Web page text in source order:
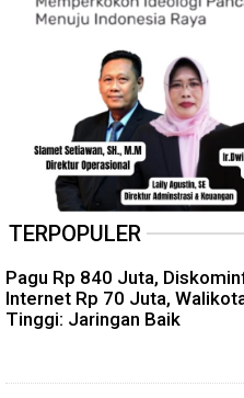
TERPOPULER
Pagu Rp 840 Juta,
Internet Rp 70 Juta,
Tinggi: Jaringan Baik